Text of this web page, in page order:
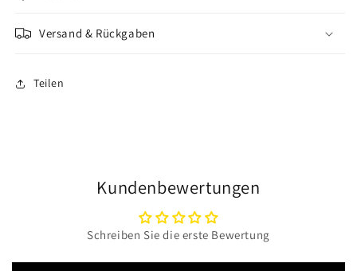
Versand & Rückgaben
Teilen
Kundenbewertungen
Schreiben Sie die erste Bewertung